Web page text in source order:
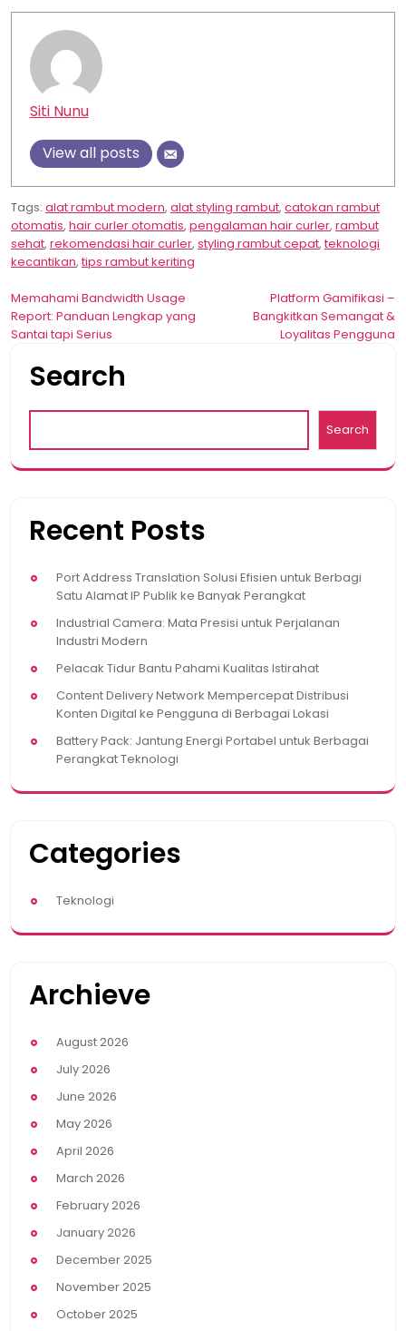
Siti Nunu
View all posts
Tags: alat rambut modern, alat styling rambut, catokan rambut
otomatis, hair curler otomatis, pengalaman hair curler, rambut
sehat, rekomendasi hair curler, styling rambut cepat,teknologi
kecantikan,tips rambut keriting
Post
navigation
Memahami Bandwidth Usage
Report: Panduan Lengkap yang
Santai tapi Serius
Platform Gamifikasi –
Bangkitkan Semangat &
Loyalitas Pengguna
Search
Search
Recent Posts
Port Address Translation Solusi Efisien untuk Berbagi
Satu Alamat IP Publik ke Banyak Perangkat
Industrial Camera: Mata Presisi untuk Perjalanan
Industri Modern
Pelacak Tidur Bantu Pahami Kualitas Istirahat
Content Delivery Network Mempercepat Distribusi
Konten Digital ke Pengguna di Berbagai Lokasi
Battery Pack: Jantung Energi Portabel untuk Berbagai
Perangkat Teknologi
Categories
Teknologi
Archieve
August 2026
July 2026
June 2026
May 2026
April 2026
March 2026
February 2026
January 2026
December 2025
November 2025
October 2025